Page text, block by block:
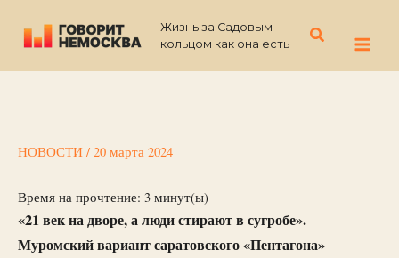
содержимому
Жизнь за Садовым
кольцом как она есть
Поиск
НОВОСТИ / 20 марта 2024
Время на прочтение: 3 минут(ы)
«21 век на дворе, а люди стирают в сугробе».
Муромский вариант саратовского «Пентагона»